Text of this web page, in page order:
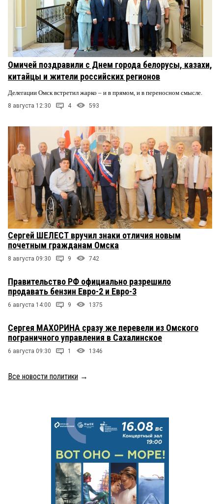
Омичей поздравили с Днем города белорусы, казахи,
китайцы и жители российских регионов
Делегации Омск встретил жарко – и в прямом, и в переносном смысле.
8 августа 12:30 4 593
Сергей ШЕЛЕСТ вручил знаки отличия новым
почетным гражданам Омска
8 августа 09:30 9 742
Правительство РФ официально разрешило
продавать бензин Евро-2 и Евро-3
6 августа 14:00 9 1375
Сергея МАХОРИНА сразу же перевели из Омского
пограничного управления в Сахалинское
6 августа 09:30 1 1346
Все новости политики →